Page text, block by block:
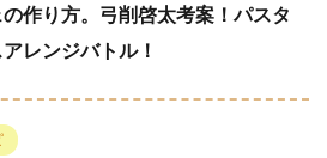
作り方。弓削啓太考案！パスタ
レンジバトル！